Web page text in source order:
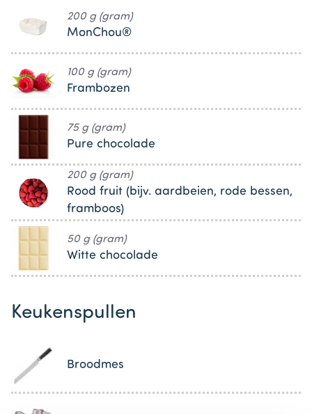
200 g (gram)
MonChou®
100 g (gram)
Frambozen
75 g (gram)
Pure chocolade
200 g (gram)
Rood fruit (bijv. aardbeien, rode bessen,
framboos)
50 g (gram)
Witte chocolade
Keukenspullen
Broodmes